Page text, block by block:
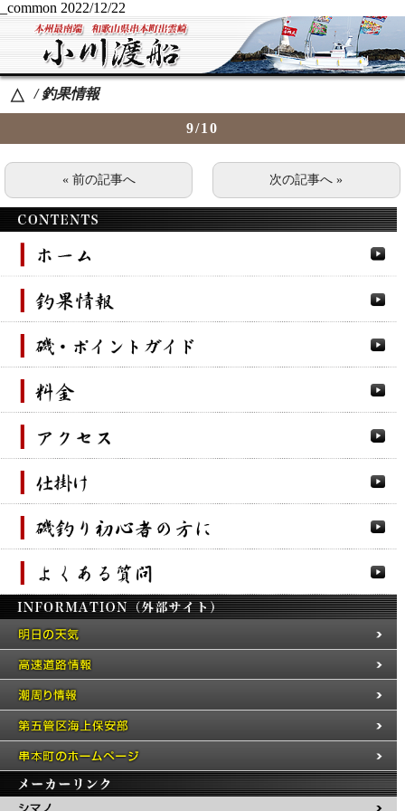
_common 2022/12/22
△ / 釣果情報
9/10
« 前の記事へ 次の記事へ »